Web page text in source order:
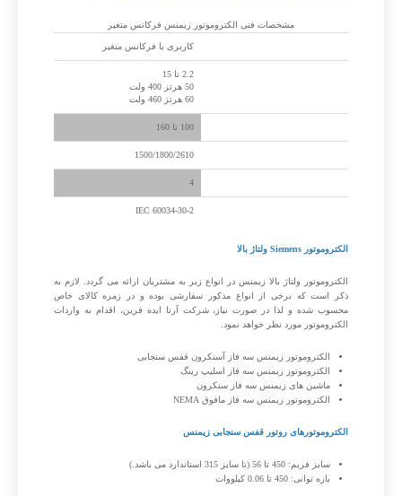
مشخصات فنی الکتروموتور زیمنس فرکانس متغیر
کاربری با فرکانس متغیر
2.2 تا 15
50 هرتز 400 ولت
60 هرتز 460 ولت
100 تا 160
1500/1800/2610
4
IEC 60034-30-2
الکتروموتور Siemens ولتاژ بالا
الکتروموتور ولتاژ بالا زیمنس در انواع زیر به مشتریان ارائه می گردد. لازم به
ذکر است که برخی از انواع مذکور سفارشی بوده و در زمره کالای خاص
محسوب شده و لذا در صورت نیاز، شرکت آرتا ایده فرین، اقدام به واردات
الکتروموتور مورد نظر خواهد نمود.
الکتروموتور زیمنس سه فاز آسنکرون قفس سنجابی
الکتروموتور زیمنس سه فاز اسلیپ رینگ
ماشین های زیمنس سه فاز سنکرون
الکتروموتور زیمنس سه فاز مافوق NEMA
الکتروموتورهای روتور قفس سنجابی زیمنس
سایز فریم: 450 تا 56 (تا سایز 315 استاندارد می باشد.)
بازه توانی: 450 تا 0.06 کیلووات